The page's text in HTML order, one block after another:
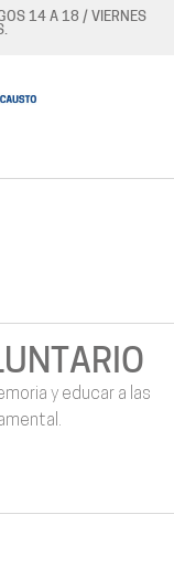
14 A 18 / VIERNES
y educar a las